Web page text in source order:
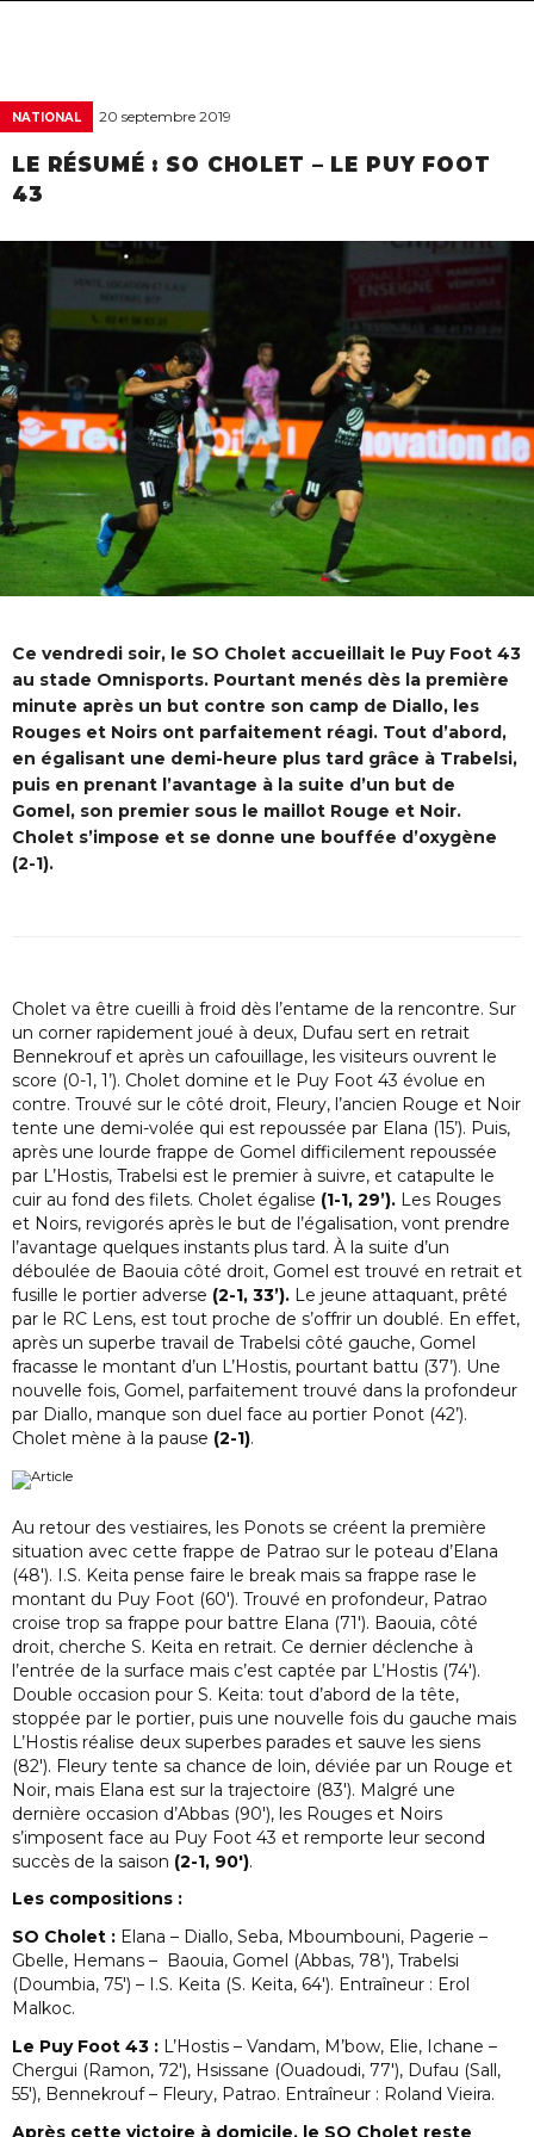
NATIONAL 20 septembre 2019
LE RÉSUMÉ : SO CHOLET – LE PUY FOOT
43
Ce vendredi soir, le SO Cholet accueillait le Puy Foot 43
au stade Omnisports. Pourtant menés dès la première
minute après un but contre son camp de Diallo, les
Rouges et Noirs ont parfaitement réagi. Tout d’abord,
en égalisant une demi-heure plus tard grâce à Trabelsi,
puis en prenant l’avantage à la suite d’un but de
Gomel, son premier sous le maillot Rouge et Noir.
Cholet s’impose et se donne une bouffée d’oxygène
(2-1).
Cholet va être cueilli à froid dès l’entame de la rencontre. Sur
un corner rapidement joué à deux, Dufau sert en retrait
Bennekrouf et après un cafouillage, les visiteurs ouvrent le
score (0-1, 1’). Cholet domine et le Puy Foot 43 évolue en
contre. Trouvé sur le côté droit, Fleury, l’ancien Rouge et Noir
tente une demi-volée qui est repoussée par Elana (15’). Puis,
après une lourde frappe de Gomel difficilement repoussée
par L’Hostis, Trabelsi est le premier à suivre, et catapulte le
cuir au fond des filets. Cholet égalise (1-1, 29’). Les Rouges
et Noirs, revigorés après le but de l’égalisation, vont prendre
l’avantage quelques instants plus tard. À la suite d’un
déboulée de Baouia côté droit, Gomel est trouvé en retrait et
fusille le portier adverse (2-1, 33’). Le jeune attaquant, prêté
par le RC Lens, est tout proche de s’offrir un doublé. En effet,
après un superbe travail de Trabelsi côté gauche, Gomel
fracasse le montant d’un L’Hostis, pourtant battu (37’). Une
nouvelle fois, Gomel, parfaitement trouvé dans la profondeur
par Diallo, manque son duel face au portier Ponot (42’).
Cholet mène à la pause (2-1).
Au retour des vestiaires, les Ponots se créent la première
situation avec cette frappe de Patrao sur le poteau d’Elana
(48′). I.S. Keita pense faire le break mais sa frappe rase le
montant du Puy Foot (60′). Trouvé en profondeur, Patrao
croise trop sa frappe pour battre Elana (71′). Baouia, côté
droit, cherche S. Keita en retrait. Ce dernier déclenche à
l’entrée de la surface mais c’est captée par L’Hostis (74′).
Double occasion pour S. Keita: tout d’abord de la tête,
stoppée par le portier, puis une nouvelle fois du gauche mais
L’Hostis réalise deux superbes parades et sauve les siens
(82′). Fleury tente sa chance de loin, déviée par un Rouge et
Noir, mais Elana est sur la trajectoire (83′). Malgré une
dernière occasion d’Abbas (90′), les Rouges et Noirs
s’imposent face au Puy Foot 43 et remporte leur second
succès de la saison (2-1, 90′).
Les compositions :
SO Cholet : Elana – Diallo, Seba, Mboumbouni, Pagerie –
Gbelle, Hemans – Baouia, Gomel (Abbas, 78′), Trabelsi
(Doumbia, 75′) – I.S. Keita (S. Keita, 64′). Entraîneur : Erol
Malkoc.
Le Puy Foot 43 : L’Hostis – Vandam, M’bow, Elie, Ichane –
Chergui (Ramon, 72′), Hsissane (Ouadoudi, 77′), Dufau (Sall,
55′), Bennekrouf – Fleury, Patrao. Entraîneur : Roland Vieira.
Après cette victoire à domicile, le SO Cholet reste